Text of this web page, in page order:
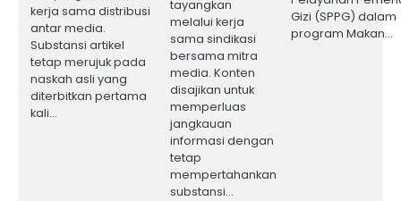
kerja sama distribusi
antar media.
Substansi artikel
tetap merujuk pada
naskah asli yang
diterbitkan pertama
kali…
tayangkan
melalui kerja
sama sindikasi
bersama mitra
media. Konten
disajikan untuk
memperluas
jangkauan
informasi dengan
tetap
mempertahankan
substansi…
Gizi (SPPG) dalam
program Makan…